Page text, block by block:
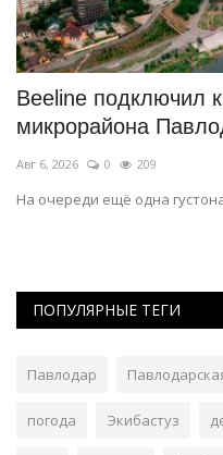
Beeline подключил
микрорайона
Авг 6, 2026 0 209
На очереди ещё одна
ПОПУЛЯРНЫЕ ТЕГИ
Павлодар
погода Экибастуз